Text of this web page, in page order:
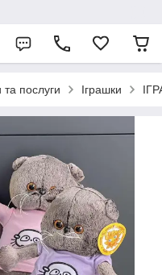
послуги Іграшки